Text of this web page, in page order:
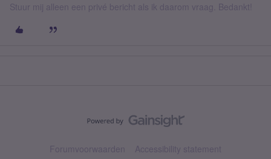
Stuur mij alleen een privé bericht als ik daarom vraag. Bedankt!
Forumvoorwaarden Accessibility statement